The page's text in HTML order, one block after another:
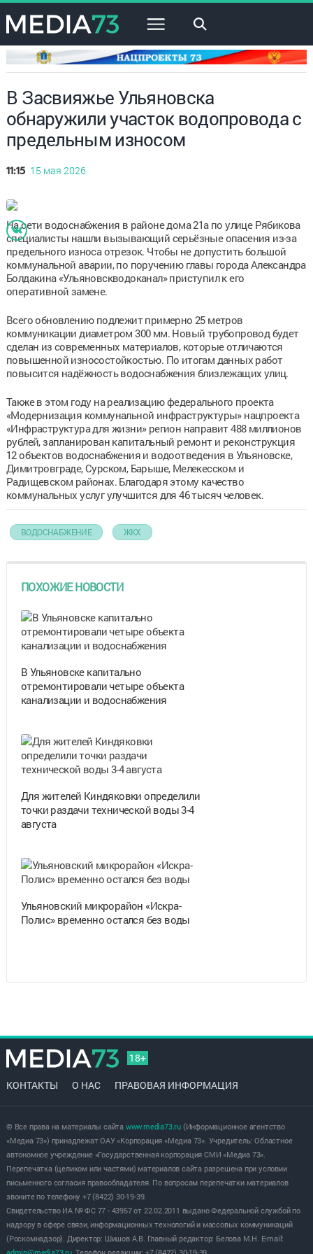
×
В Засвияжье Ульяновска
обнаружили участок водопровода с
предельным износом
11:15 15 мая 2026
На сети водоснабжения в районе дома 21а по улице Рябикова
специалисты нашли вызывающий серьёзные опасения из-за
предельного износа отрезок. Чтобы не допустить большой
коммунальной аварии, по поручению главы города Александра
Болдакина «Ульяновскводоканал» приступил к его
оперативной замене.
Всего обновлению подлежит примерно 25 метров
коммуникации диаметром 300 мм. Новый трубопровод будет
сделан из современных материалов, которые отличаются
повышенной износостойкостью. По итогам данных работ
повысится надёжность водоснабжения близлежащих улиц.
Также в этом году на реализацию федерального проекта
«Модернизация коммунальной инфраструктуры» нацпроекта
«Инфраструктура для жизни» регион направит 488 миллионов
рублей, запланирован капитальный ремонт и реконструкция
12 объектов водоснабжения и водоотведения в Ульяновске,
Димитровграде, Сурском, Барыше, Мелекесском и
Радищевском районах. Благодаря этому качество
коммунальных услуг улучшится для 46 тысяч человек.
ВОДОСНАБЖЕНИЕ ЖКХ
ПОХОЖИЕ НОВОСТИ
В Ульяновске капитально
отремонтировали четыре объекта
канализации и водоснабжения
Для жителей Киндяковки определили
точки раздачи технической воды 3-4
августа
Ульяновский микрорайон «Искра-
Полис» временно остался без воды
18+
КОНТАКТЫ О НАС ПРАВОВАЯ ИНФОРМАЦИЯ
© Все права на материалы сайта www.media73.ru(Информационное агентство
«Медиа 73») принадлежат ОАУ «Корпорация «Медиа 73». Учредитель: Областное
автономное учреждение «Государственная корпорация СМИ «Медиа 73».
Перепечатка (целиком или частями) материалов сайта разрешена при условии
письменного согласия правообладателя. По вопросам перепечатки материалов
звоните по телефону +7 (8422) 30-19-39.
Свидетельство ИА № ФС 77 - 43957 от 22.02.2011 выдано Федеральной службой по
надзору в сфере связи, информационных технологий и массовых коммуникаций
(Роскомнадзор). Директор: Шишов А.В. Главный редактор: Белова М.Н. E-mail: